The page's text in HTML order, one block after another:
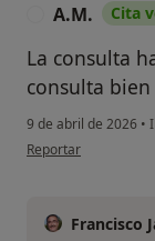
A.M. Cita
La consulta
consulta bien
9 de abril de 2026 •
en opinión del
Reportar
Francisco